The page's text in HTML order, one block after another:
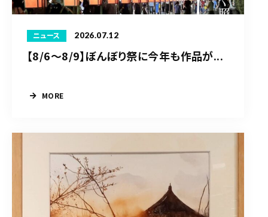
ニュース 2026.07.12
【8/6〜8/9】ぼんぼり祭に今年も作品が...
MORE